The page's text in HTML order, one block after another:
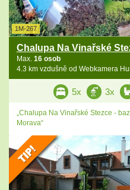
1M-267
Chalupa Na Vinařské
Max. 16 osob
4.3 km vzdušně od Webkamera
5x 3x
„Chalupa Na Vinařské Stezce -
Morava“